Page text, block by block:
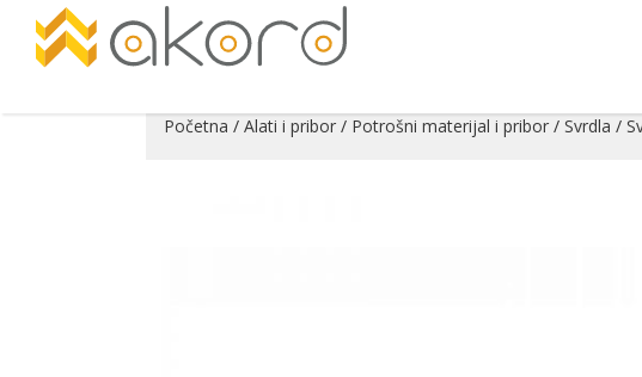
Početna / Alati i pribor / Potrošni materijal i pribor / Svrdla /